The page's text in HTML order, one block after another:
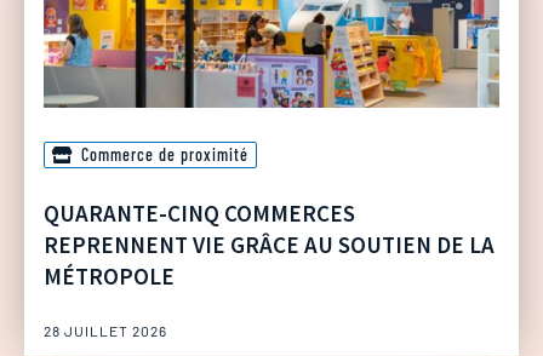
Commerce de proximité
QUARANTE-CINQ COMMERCES
REPRENNENT VIE GRÂCE AU SOUTIEN DE LA
MÉTROPOLE
28 JUILLET 2026